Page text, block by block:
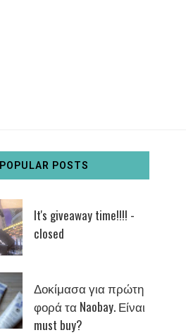
POPULAR POSTS
It's giveaway time!!!! -
closed
Δοκίμασα για πρώτη
φορά τα Naobay. Είναι
must buy?